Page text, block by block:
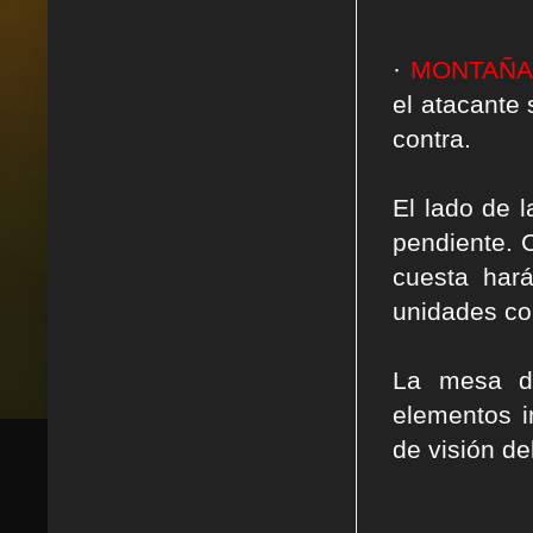
· MONTAÑA
el atacante
contra.
El lado de
pendiente.
cuesta
unidades
La mesa
elementos
de visión